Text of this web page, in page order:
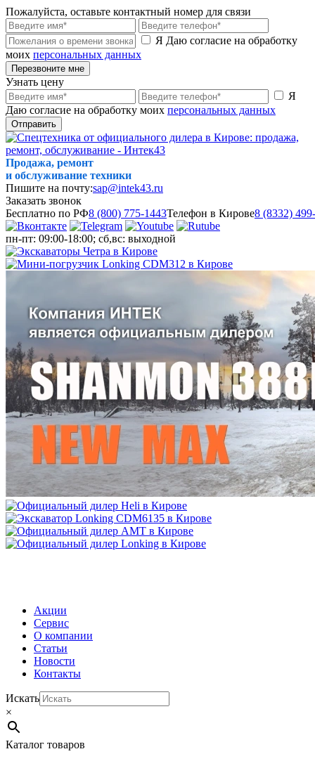
Пожалуйста, оставьте контактный номер для связи
Я Даю согласие на обработку
моих персональных данных
Перезвоните мне
Узнать цену
Я
Даю согласие на обработку моих персональных данных
Отправить
Продажа, ремонт
и обслуживание техники
Пишите на почту:sap@intek43.ru
Заказать звонок
Бесплатно по РФ8 (800) 775-1443Телефон в Кирове8 (8332)
пн-пт: 09:00-18:00; сб,вс: выходной
Акции
Сервис
О компании
Статьи
Новости
Контакты
Искать
×
Каталог товаров